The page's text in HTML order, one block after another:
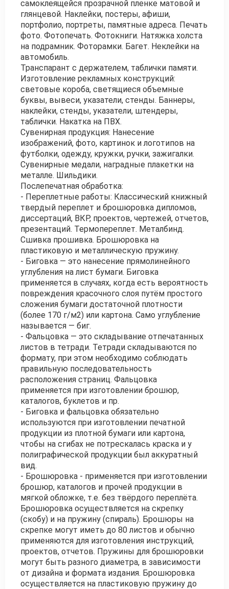
самоклеящейся прозрачной пленке матовой и
глянцевой. Наклейки, постеры, афиши,
портфолио, портреты, памятные адреса. Печать
фото. Фотопечать. Фотокниги. Натяжка холста
на подрамник. Фоторамки. Багет. Неклейки на
автомобиль.
Транспарант с держателем, таблички памяти.
Изготовление рекламных конструкций:
световые короба, светящиеся объемные
буквы, вывеси, указатели, стенды. Баннеры,
наклейки, стенды, указатели, штендеры,
таблички. Накатка на ПВХ.
Сувенирная продукция: Нанесение
изображений, фото, картинок и логотипов на
футболки, одежду, кружки, ручки, зажигалки.
Сувенирные медали, наградные плакетки на
металле. Шильдики.
Послепечатная обработка:
- Переплетные работы: Классический книжный
твердый переплет и брошюровка дипломов,
диссертаций, ВКР, проектов, чертежей, отчетов,
презентаций. Термопереплет. Металбинд.
Сшивка прошивка. Брошюровка на
пластиковую и металлическую пружину.
- Биговка — это нанесение прямолинейного
углубления на лист бумаги. Биговка
применяется в случаях, когда есть вероятность
повреждения красочного слоя путём простого
сложения бумаги достаточной плотности
(более 170 г/м2) или картона. Само углубление
называется — биг.
- Фальцовка — это складывание отпечатанных
листов в тетради. Тетради складываются по
формату, при этом необходимо соблюдать
правильную последовательность
расположения страниц. Фальцовка
применяется при изготовлении брошюр,
каталогов, буклетов и пр.
- Биговка и фальцовка обязательно
используются при изготовлении печатной
продукции из плотной бумаги или картона,
чтобы на сгибах не потрескалась краска и у
полиграфической продукции был аккуратный
вид.
- Брошюровка - применяется при изготовлении
брошюр, каталогов и прочей продукции в
мягкой обложке, т.е. без твёрдого переплёта.
Брошюровка осуществляется на скрепку
(скобу) и на пружину (спираль). Брошюры на
скрепке могут иметь до 80 листов и обычно
применяются для изготовления инструкций,
проектов, отчетов. Пружины для брошюровки
могут быть разного диаметра, в зависимости
от дизайна и формата издания. Брошюровка
осуществляется на пластиковую пружину до